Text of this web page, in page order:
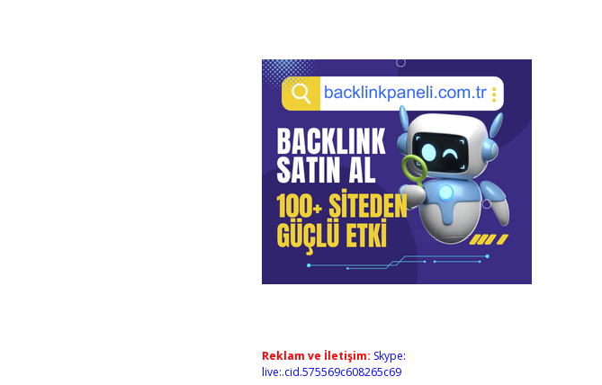
Reklam ve İletişim: Skype:
live:.cid.575569c608265c69